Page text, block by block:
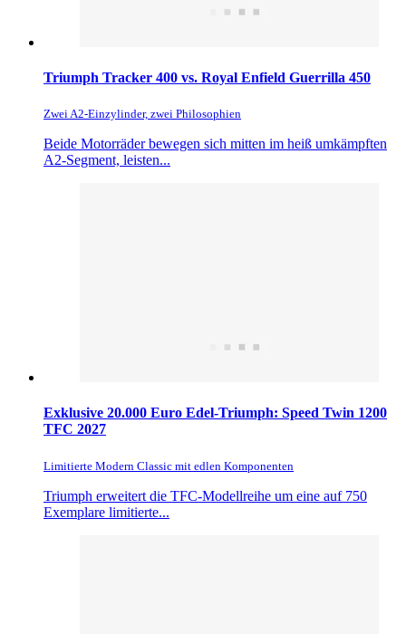
Triumph Tracker 400 vs. Royal Enfield Guerrilla 450
Zwei A2-Einzylinder, zwei Philosophien
Beide Motorräder bewegen sich mitten im heiß umkämpften
A2-Segment, leisten...
Exklusive 20.000 Euro Edel-Triumph: Speed Twin 1200
TFC 2027
Limitierte Modern Classic mit edlen Komponenten
Triumph erweitert die TFC-Modellreihe um eine auf 750
Exemplare limitierte...